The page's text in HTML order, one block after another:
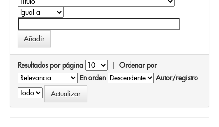
Resultados por página | Ordenar por
En orden
Autor/registro